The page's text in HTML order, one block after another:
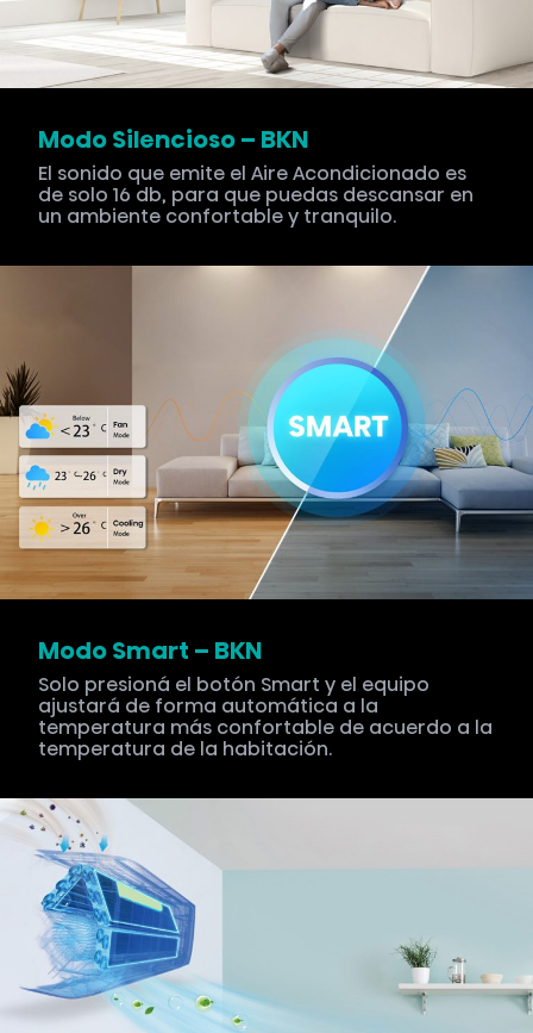
Modo Silencioso – BKN
El sonido que emite el Aire Acondicionado es
de solo 16 db, para que puedas descansar en
un ambiente confortable y tranquilo.
Modo Smart – BKN
Solo presioná el botón Smart y el equipo
ajustará de forma automática a la
temperatura más confortable de acuerdo a la
temperatura de la habitación.